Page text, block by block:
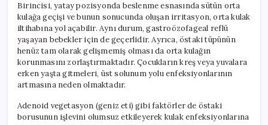
Birincisi, yatay pozisyonda beslenme esnasında sütün orta
kulağa geçişi ve bunun sonucunda oluşan irritasyon, orta kulak
iltihabına yol açabilir. Aynı durum, gastroözofageal reflü
yaşayan bebekler için de geçerlidir. Ayrıca, östaki tüpünün
henüz tam olarak gelişmemiş olması da orta kulağın
korunmasını zorlaştırmaktadır. Çocukların kreş veya yuvalara
erken yaşta gitmeleri, üst solunum yolu enfeksiyonlarının
artmasına neden olmaktadır.
Adenoid vegetasyon (geniz eti) gibi faktörler de östaki
borusunun işlevini olumsuz etkileyerek kulak enfeksiyonlarına